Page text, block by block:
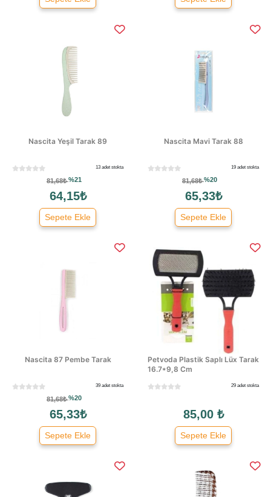
Nascita Yeşil Tarak 89
13 adet stokta
81,68₺%21
64,15₺
Sepete Ekle
Nascita Mavi Tarak 88
19 adet stokta
81,68₺%20
65,33₺
Sepete Ekle
Nascita 87 Pembe Tarak
39 adet stokta
81,68₺%20
65,33₺
Sepete Ekle
Petvoda Plastik Saplı Lüx Tarak
16.7*9,8 Cm
29 adet stokta
85,00 ₺
Sepete Ekle